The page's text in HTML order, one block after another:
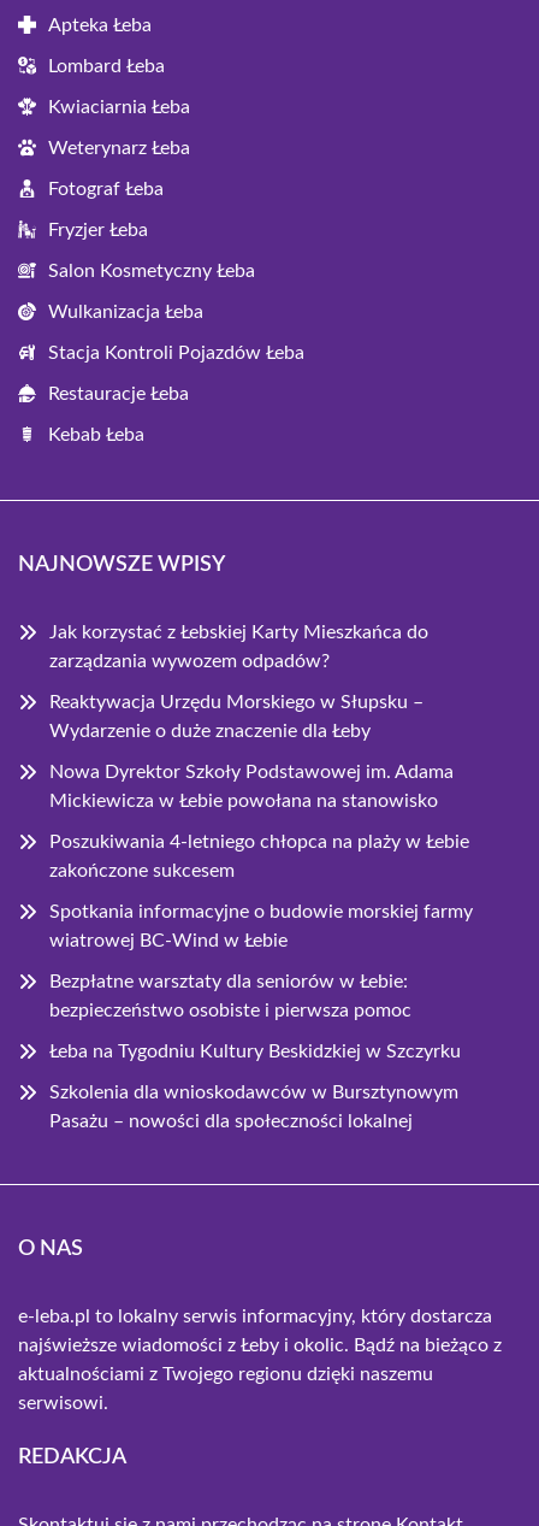
Apteka Łeba
Lombard Łeba
Kwiaciarnia Łeba
Weterynarz Łeba
Fotograf Łeba
Fryzjer Łeba
Salon Kosmetyczny Łeba
Wulkanizacja Łeba
Stacja Kontroli Pojazdów Łeba
Restauracje Łeba
Kebab Łeba
NAJNOWSZE WPISY
Jak korzystać z Łebskiej Karty Mieszkańca do
zarządzania wywozem odpadów?
Reaktywacja Urzędu Morskiego w Słupsku –
Wydarzenie o duże znaczenie dla Łeby
Nowa Dyrektor Szkoły Podstawowej im. Adama
Mickiewicza w Łebie powołana na stanowisko
Poszukiwania 4-letniego chłopca na plaży w Łebie
zakończone sukcesem
Spotkania informacyjne o budowie morskiej farmy
wiatrowej BC-Wind w Łebie
Bezpłatne warsztaty dla seniorów w Łebie:
bezpieczeństwo osobiste i pierwsza pomoc
Łeba na Tygodniu Kultury Beskidzkiej w Szczyrku
Szkolenia dla wnioskodawców w Bursztynowym
Pasażu – nowości dla społeczności lokalnej
O NAS
e-leba.pl to lokalny serwis informacyjny, który dostarcza
najświeższe wiadomości z Łeby i okolic. Bądź na bieżąco z
aktualnościami z Twojego regionu dzięki naszemu
serwisowi.
REDAKCJA